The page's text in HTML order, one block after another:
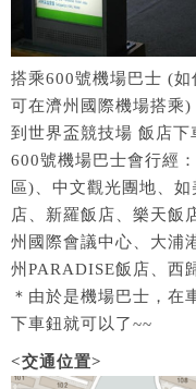
搭乘600號機場巴士 (如
可在濟州國際機場搭乘)
到世界盃競技場 飯店下
600號機場巴士會行經
區)、中文觀光團地、
店、新羅飯店、樂天飯
州國際會議中心、大浦
州PARADISE飯店、西
＊由於是機場巴士，在
下車鈕就可以了~~
<交通位置>